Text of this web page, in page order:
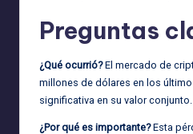
Preguntas
¿Qué ocurrió?El mercado de
millones de dólares en los
significativa en su valor conjunto.
¿Por qué es importante?Esta